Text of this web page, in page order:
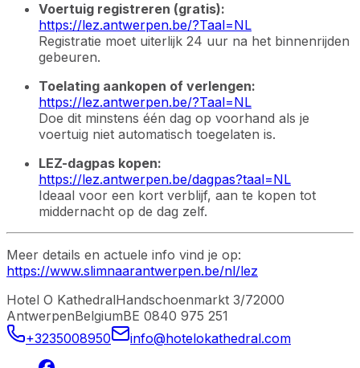
Voertuig registreren (gratis):
https://lez.antwerpen.be/?Taal=NL
Registratie moet uiterlijk 24 uur na het binnenrijden
gebeuren.
Toelating aankopen of verlengen:
https://lez.antwerpen.be/?Taal=NL
Doe dit minstens één dag op voorhand als je
voertuig niet automatisch toegelaten is.
LEZ-dagpas kopen:
https://lez.antwerpen.be/dagpas?taal=NL
Ideaal voor een kort verblijf, aan te kopen tot
middernacht op de dag zelf.
Meer details en actuele info vind je op:
https://www.slimnaarantwerpen.be/nl/lez
Hotel O KathedralHandschoenmarkt 3/72000
AntwerpenBelgiumBE 0840 975 251
+3235008950
info@hotelokathedral.com